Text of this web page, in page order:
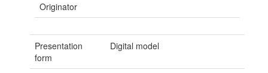
Originator
Presentation
form
Digital model